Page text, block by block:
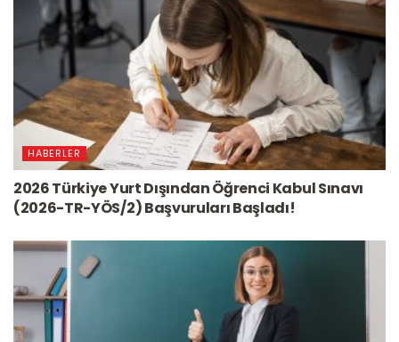
HABERLER
2026 Türkiye Yurt Dışından Öğrenci Kabul Sınavı
(2026-TR-YÖS/2) Başvuruları Başladı!